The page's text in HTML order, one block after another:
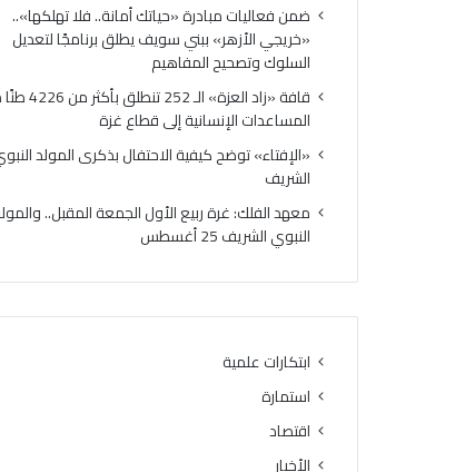
ضمن فعاليات مبادرة «حياتك أمانة.. فلا تهلكها»..
«خريجي الأزهر» ببني سويف يطلق برنامجًا لتعديل
السلوك وتصحيح المفاهيم
قافة «زاد العزة» الـ
المساعدات الإنسانية إلى قطاع غزة
«الإفتاء» توضح كيفية الاحتفال بذكرى المولد
الشريف
معهد الفلك: غرة ربيع الأول الجمعة المقبل..
النبوي الشريف 25 أغسطس
ابتكارات علمية
استمارة
اقتصاد
الأخبار